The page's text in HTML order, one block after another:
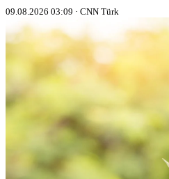
09.08.2026 03:09 · CNN Türk